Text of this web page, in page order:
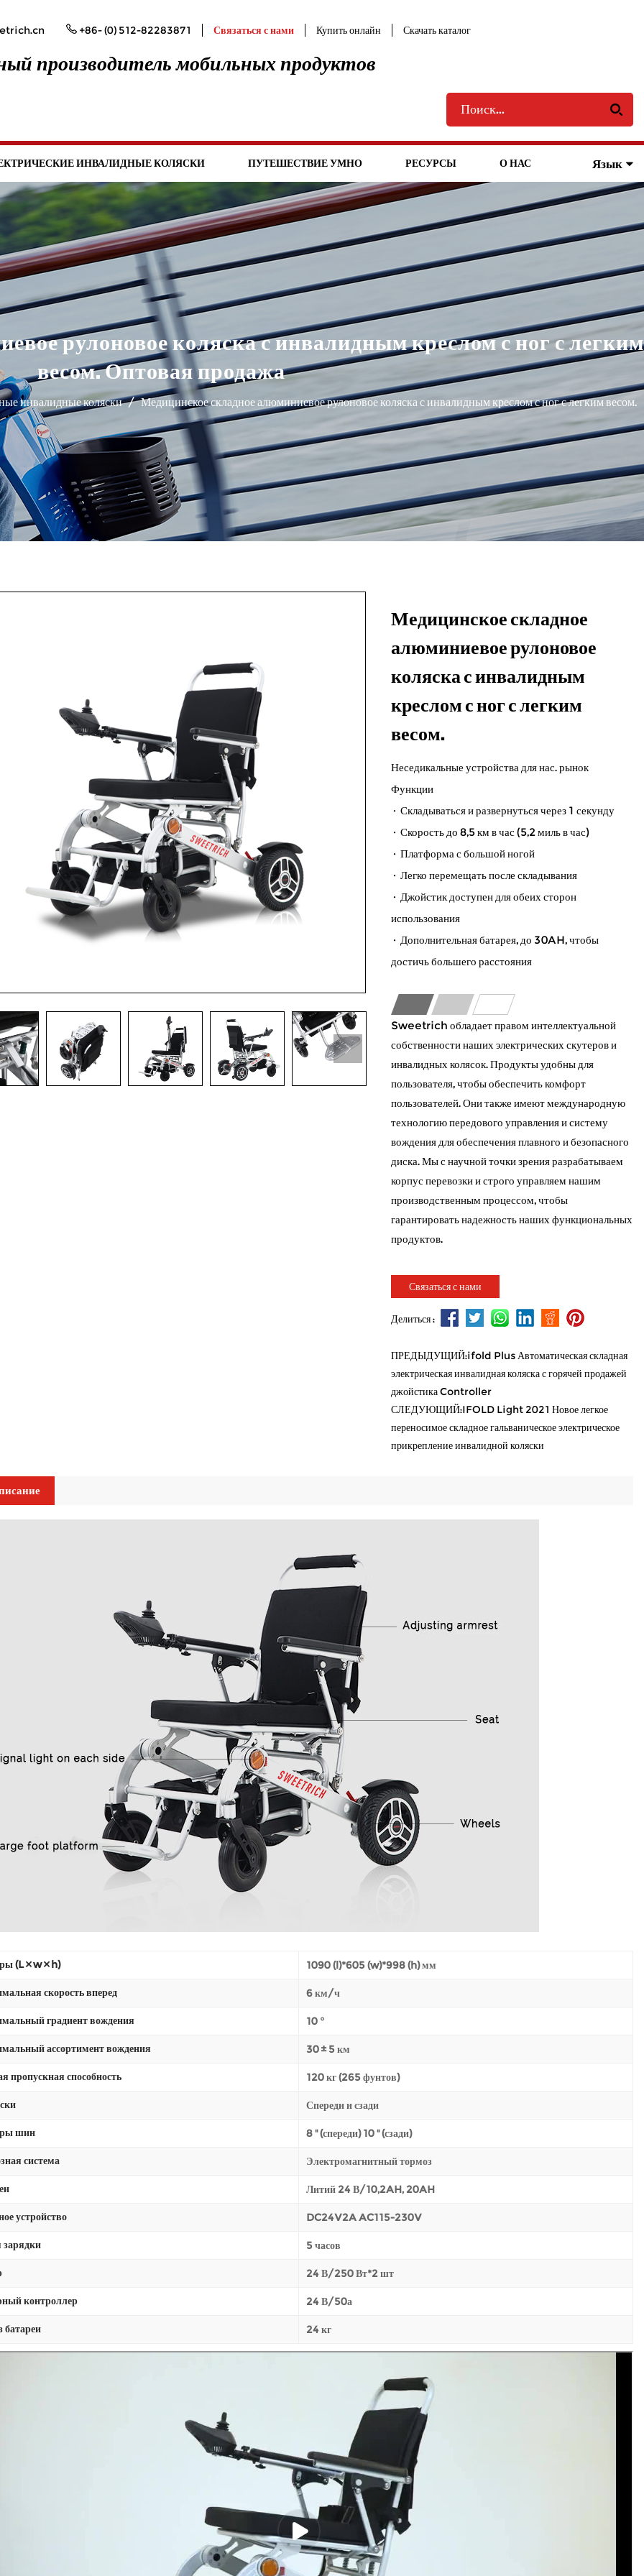
+86- (0) 512-82283871 Связаться с нами Купить онлайн Скачать каталог
производитель мобильных продуктов
ИНВАЛИДНЫЕ КОЛЯСКИ ПУТЕШЕСТВИЕ УМНО РЕСУРСЫ О НАС Язык
рулоновое коляска с инвалидным креслом с ног с легким
весом. Оптовая продажа
инвалидные коляски / Медицинское складное алюминиевое рулоновое коляска с инвалидным креслом с ног с легким весом.
Медицинское складное
алюминиевое рулоновое
коляска с инвалидным
креслом с ног с легким
весом.
Неседикальные устройства для нас. рынок
Функции
· Складываться и развернуться через 1 секунду
· Скорость до 8,5 км в час (5,2 миль в час)
· Платформа с большой ногой
· Легко перемещать после складывания
· Джойстик доступен для обеих сторон
использования
· Дополнительная батарея, до 30AH, чтобы
достичь большего расстояния
Sweetrich обладает правом интеллектуальной
собственности наших электрических скутеров и
инвалидных колясок. Продукты удобны для
пользователя, чтобы обеспечить комфорт
пользователей. Они также имеют международную
технологию передового управления и систему
вождения для обеспечения плавного и безопасного
диска. Мы с научной точки зрения разрабатываем
корпус перевозки и строго управляем нашим
производственным процессом, чтобы
гарантировать надежность наших функциональных
продуктов.
Связаться с нами
Делиться :
ПРЕДЫДУЩИЙ:ifold Plus Автоматическая складная
электрическая инвалидная коляска с горячей продажей
джойстика Controller
СЛЕДУЮЩИЙ:IFOLD Light 2021 Новое легкое
переносимое складное гальваническое электрическое
прикрепление инвалидной коляски
(L × w × h) 1090 (l)*605 (w)*998 (h) мм
скорость вперед 6 км/ч
градиент вождения 10 °
ассортимент вождения 30 ± 5 км
пропускная способность 120 кг (265 фунтов)
Спереди и сзади
шин 8 '' (спереди) 10 '' (сзади)
система Электромагнитный тормоз
Литий 24 В/10,2AH, 20AH
устройство DC24V2A AC115-230V
5 часов
24 В/250 Вт*2 шт
контроллер 24 В/50а
батареи 24 кг